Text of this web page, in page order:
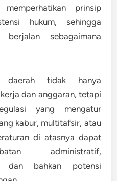
prinsip
hukum, sehingga
berjalan sebagaimana
daerah tidak hanya
dan anggaran, tetapi
yang mengatur
kabur, multitafsir, atau
di atasnya dapat
administratif,
dan bahkan potensi